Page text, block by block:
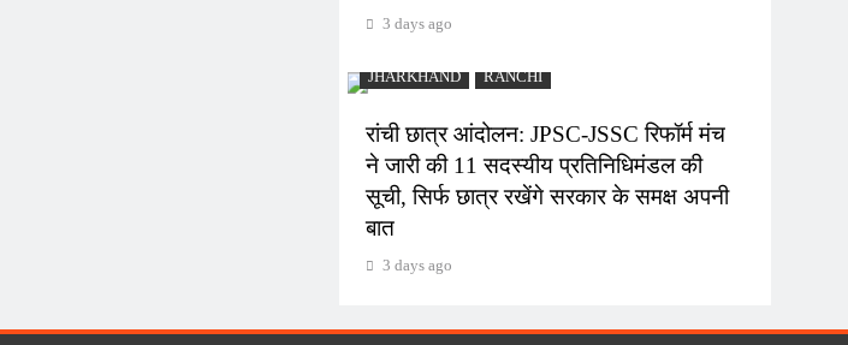
3 days ago
JHARKHAND RANCHI
रांची छात्र आंदोलन: JPSC-JSSC रिफॉर्म मंच
ने जारी की 11 सदस्यीय प्रतिनिधिमंडल की
सूची, सिर्फ छात्र रखेंगे सरकार के समक्ष अपनी
बात
3 days ago